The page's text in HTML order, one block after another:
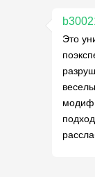
Это